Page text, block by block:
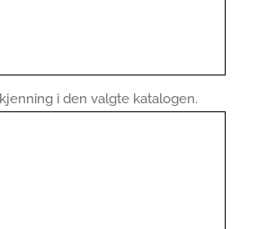
i den valgte katalogen.